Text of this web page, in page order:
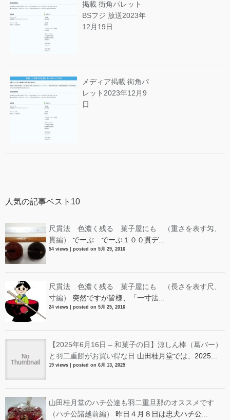
掲載 街角パレット
BSフジ 放送2023年
12月19日
メディア掲載 街角パ
レット2023年12月9
日
人気の記事ベスト10
尺貫法 色濃く残る 菓子屋にも （重さを表す匁、
貫編）
でーぶ でーぶ１００貫デ...
54 views posted on 5月 29, 2016
尺貫法 色濃く残る 菓子屋にも （長さを表す尺、
寸編）
突然ですが皆様、「一寸法...
24 views posted on 5月 25, 2016
【2025年6月16日 – 和菓子の日】涼しん棒（葛バー）
と羽二重餅がお買い得な日 山田桂月堂では、2025...
19 views posted on 6月 13, 2025
山田桂月堂のハチ公達も羽二重旦那のオススメです
（ハチ公諸越前編）
昨日４月８日は忠犬ハチ公...